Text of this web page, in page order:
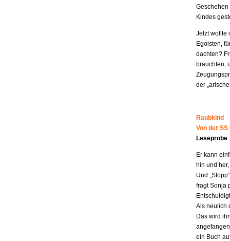
Geschehen
Kindes
Jetzt wollte
Egoisten,
dachten?
brauchten,
der
Raubkind
Von der
Leseprobe
Er kann
hin und
Und
fragt Sonja
Als neulich
Das wird
ein Buch